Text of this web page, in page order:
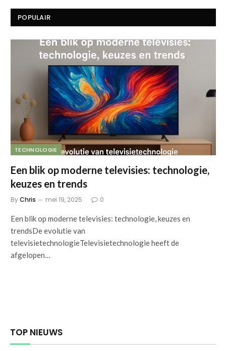
POPULAIR
TECHNOLOGIE
Een blik op moderne televisies: technologie,
keuzes en trends
ByChris mei 19, 2025 0
Een blik op moderne televisies: technologie, keuzes en
trendsDe evolutie van
televisietechnologieTelevisietechnologie heeft de
afgelopen…
TOP NIEUWS